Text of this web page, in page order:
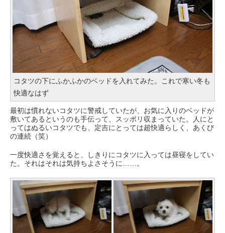
コタツの下にふかふかのベッドを入れてみた。これで寒い冬も
快適なはず
最初は慣れないコタツに警戒していたが、お気に入りのベッドが
敷いてあるというのも手伝って、スッポリ収まっていた。人にと
ってはぬるいコタツでも、定吉にとっては超快適らしく、あくび
の連続（笑）
一度快適さを覚えると、しきりにコタツに入っては昼寝をしてい
た。それはそれは気持ちよさそうに……。